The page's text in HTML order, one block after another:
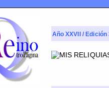
Año XXVII /